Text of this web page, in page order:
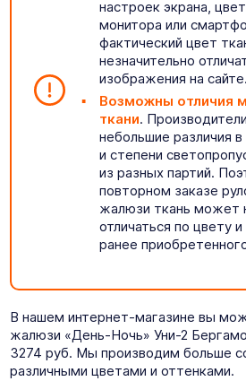
настроек экрана,
монитора или
фактический цвет
незначительно
изображения на сайте.
Возможны отличия
ткани.
небольшие различия
и степени
из разных партий.
повторном заказе
жалюзи ткань может
отличаться по цвету
ранее
В нашем интернет-магазине вы
жалюзи «День-Ночь» Уни-2
3274 руб. Мы производим больше
различными цветами и оттенками.